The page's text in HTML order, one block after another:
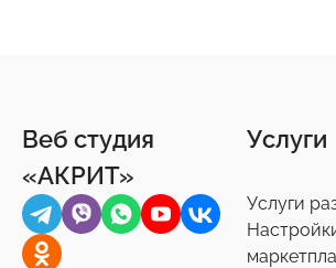
Веб студия
«АКРИТ»
Услуги
Услуги